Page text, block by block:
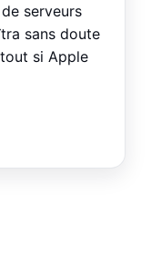
serveurs
sans doute
si Apple